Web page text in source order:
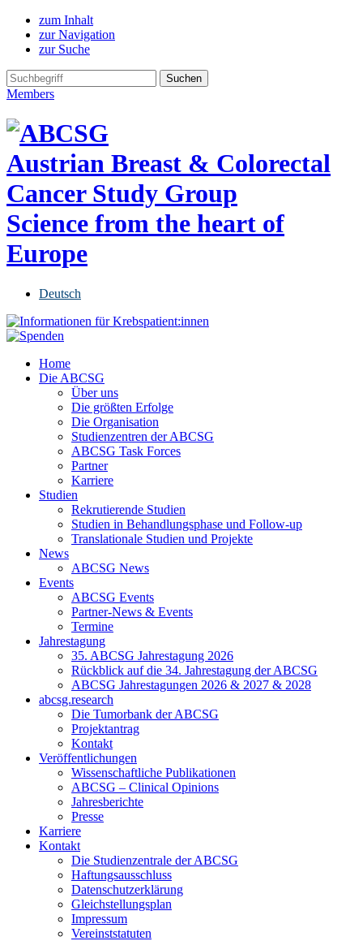
zum Inhalt
zur Navigation
zur Suche
Members
Austrian Breast & Colorectal
Cancer Study Group
Science from the heart of
Europe
Deutsch
Home
Die ABCSG
Über uns
Die größten Erfolge
Die Organisation
Studienzentren der ABCSG
ABCSG Task Forces
Partner
Karriere
Studien
Rekrutierende Studien
Studien in Behandlungsphase und Follow-up
Translationale Studien und Projekte
News
ABCSG News
Events
ABCSG Events
Partner-News & Events
Termine
Jahrestagung
35. ABCSG Jahrestagung 2026
Rückblick auf die 34. Jahrestagung der ABCSG
ABCSG Jahrestagungen 2026 & 2027 & 2028
abcsg.research
Die Tumorbank der ABCSG
Projektantrag
Kontakt
Veröffentlichungen
Wissenschaftliche Publikationen
ABCSG – Clinical Opinions
Jahresberichte
Presse
Karriere
Kontakt
Die Studienzentrale der ABCSG
Haftungsausschluss
Datenschutzerklärung
Gleichstellungsplan
Impressum
Vereinststatuten